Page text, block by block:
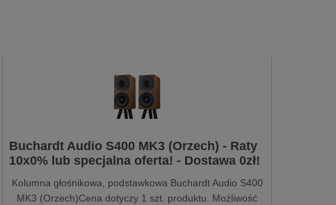
Buchardt Audio S400 MK3 (Orzech) - Raty
10x0% lub specjalna oferta! - Dostawa 0zł!
Kolumna głośnikowa, podstawkowa Buchardt Audio S400
MK3 (Orzech)Cena dotyczy 1 szt. produktu. Możliwość